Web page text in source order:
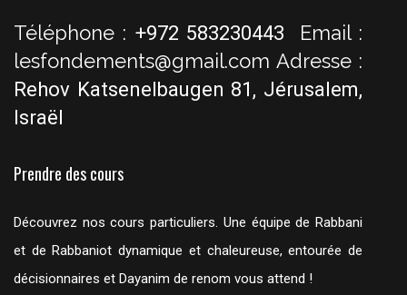
Téléphone : +972 583230443 Email :
lesfondements@gmail.com Adresse :
Rehov Katsenelbaugen 81, Jérusalem,
Israël
Prendre des cours
Découvrez nos cours particuliers. Une équipe de Rabbani
et de Rabbaniot dynamique et chaleureuse, entourée de
décisionnaires et Dayanim de renom vous attend !